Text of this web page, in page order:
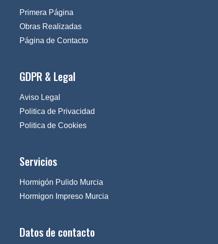
Primera Página
Obras Realizadas
Página de Contacto
GDPR & Legal
Aviso Legal
Politica de Privacidad
Politica de Cookies
Servicios
Hormigón Pulido Murcia
Hormigon Impreso Murcia
Datos de contacto